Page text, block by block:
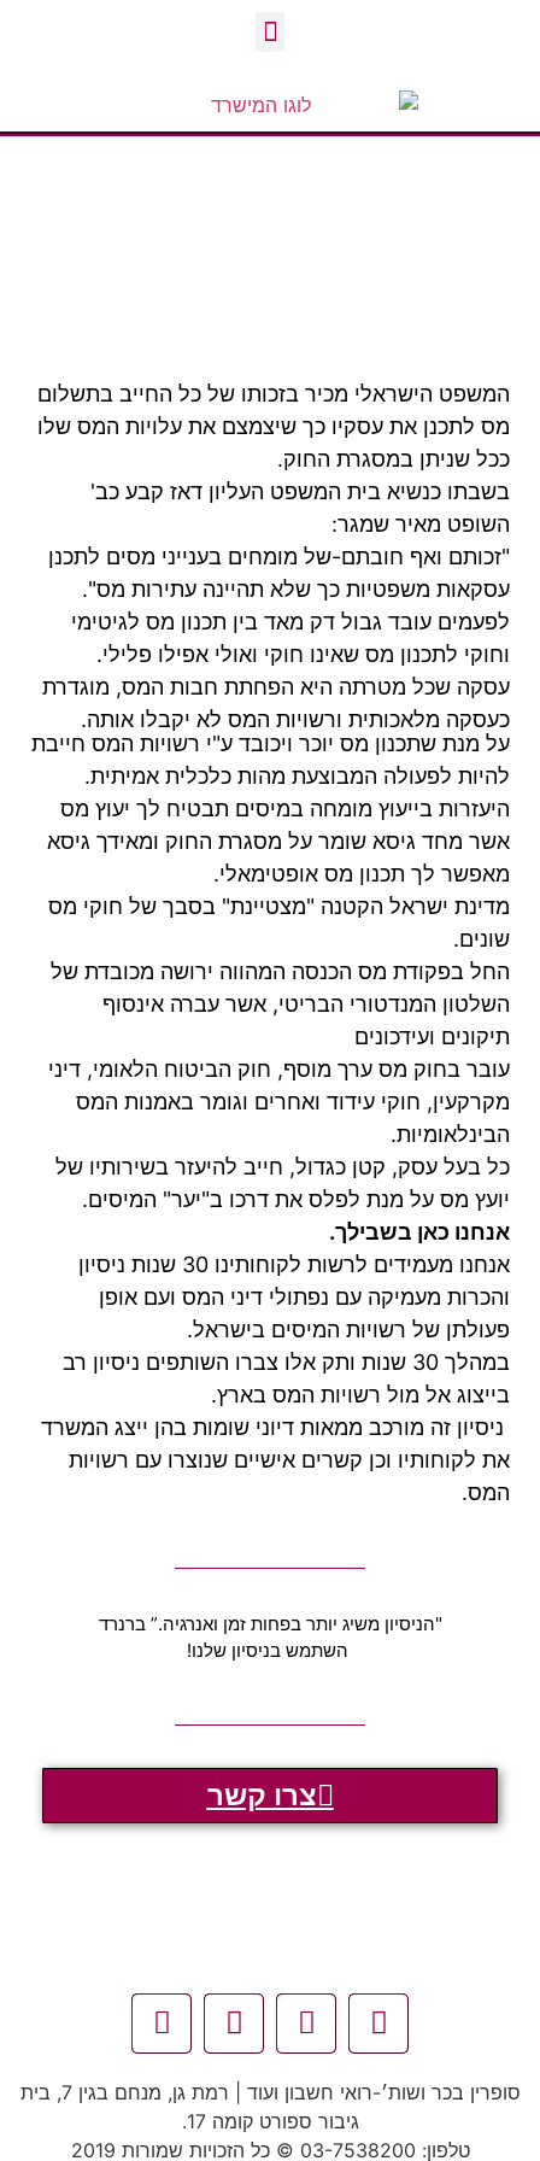
המשפט הישראלי מכיר בזכותו של כל החייב בתשלום
מס לתכנן את עסקיו כך שיצמצם את עלויות המס שלו
ככל שניתן במסגרת החוק.
בשבתו כנשיא בית המשפט העליון דאז קבע כב'
השופט מאיר שמגר:
"זכותם ואף חובתם-של מומחים בענייני מסים לתכנן
עסקאות משפטיות כך שלא תהיינה עתירות מס".
לפעמים עובד גבול דק מאד בין תכנון מס לגיטימי
וחוקי לתכנון מס שאינו חוקי ואולי אפילו פלילי.
עסקה שכל מטרתה היא הפחתת חבות המס, מוגדרת
כעסקה מלאכותית ורשויות המס לא יקבלו אותה.
על מנת שתכנון מס יוכר ויכובד ע"י רשויות המס חייבת
להיות לפעולה המבוצעת מהות כלכלית אמיתית.
היעזרות בייעוץ מומחה במיסים תבטיח לך יעוץ מס
אשר מחד גיסא שומר על מסגרת החוק ומאידך גיסא
מאפשר לך תכנון מס אופטימאלי.
מדינת ישראל הקטנה "מצטיינת" בסבך של חוקי מס
שונים.
החל בפקודת מס הכנסה המהווה ירושה מכובדת של
השלטון המנדטורי הבריטי, אשר עברה אינסוף
תיקונים ועידכונים
עובר בחוק מס ערך מוסף, חוק הביטוח הלאומי, דיני
מקרקעין, חוקי עידוד ואחרים וגומר באמנות המס
הבינלאומיות.
כל בעל עסק, קטן כגדול, חייב להיעזר בשירותיו של
יועץ מס על מנת לפלס את דרכו ב"יער" המיסים.
אנחנו כאן בשבילך.
אנחנו מעמידים לרשות לקוחותינו 30 שנות ניסיון
והכרות מעמיקה עם נפתולי דיני המס ועם אופן
פעולתן של רשויות המיסים בישראל.
במהלך 30 שנות ותק אלו צברו השותפים ניסיון רב
בייצוג אל מול רשויות המס בארץ.
ניסיון זה מורכב ממאות דיוני שומות בהן ייצג המשרד
את לקוחותיו וכן קשרים אישיים שנוצרו עם רשויות
המס.
"הניסיון משיג יותר בפחות זמן ואנרגיה.” ברנרד
השתמש בניסיון שלנו!
צרו קשר
סופרין בכר ושות׳
-רואי חשבון ועוד | רמת גן, מנחם בגין 7, בית
גיבור ספורט קומה 17.
טלפון: 03-7538200 © כל הזכויות שמורות 2019